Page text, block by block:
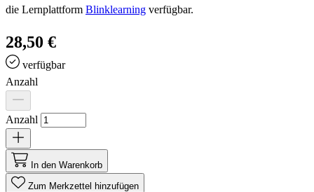
die Lernplattform Blinklearning verfügbar.
28,50 €
verfügbar
Anzahl
Anzahl
In den Warenkorb
Zum Merkzettel hinzufügen